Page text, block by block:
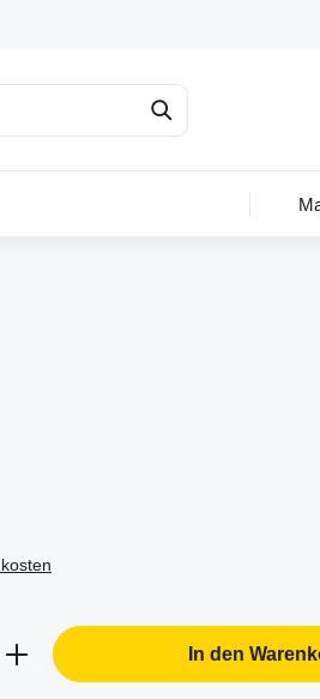
den gewünschten
In den